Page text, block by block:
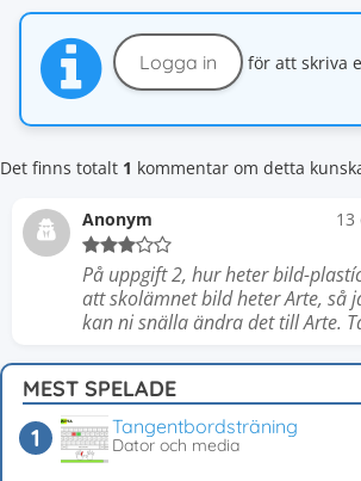
Logga in för att skriva
Det finns totalt 1 kommentar om detta
Anonym 13
På uppgift 2, hur heter bild-
att skolämnet bild heter Arte, så
kan ni snälla ändra det till Arte.
MEST SPELADE
Tangentbordsträning
Dator och media